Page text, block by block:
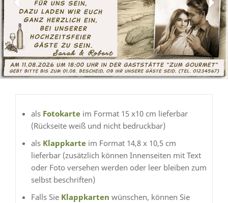
als Fotokarte im Format 15 x10 cm lieferbar
(Rückseite weiß und nicht bedruckbar)
als Klappkarte im Format 14,8 x 10,5 cm
lieferbar (zusätzlich können Innenseiten mit Text
oder Foto versehen werden oder leer bleiben zum
selbst beschriften)
Falls Sie Klappkarten wünschen, können Sie